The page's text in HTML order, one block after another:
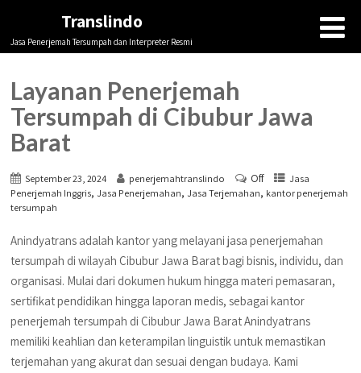
Translindo
Jasa Penerjemah Tersumpah dan Interpreter Resmi
Layanan Penerjemah
Tersumpah di Cibubur Jawa
Barat
September 23, 2024 penerjemahtranslindo Off
Jasa
Penerjemah Inggris, Jasa Penerjemahan, Jasa Terjemahan, kantor penerjemah
tersumpah
Anindyatrans adalah kantor yang melayani jasa penerjemahan
tersumpah di wilayah Cibubur Jawa Barat bagi bisnis, individu, dan
organisasi. Mulai dari dokumen hukum hingga materi pemasaran,
sertifikat pendidikan hingga laporan medis, sebagai kantor
penerjemah tersumpah di Cibubur Jawa Barat Anindyatrans
memiliki keahlian dan keterampilan linguistik untuk memastikan
terjemahan yang akurat dan sesuai dengan budaya. Kami